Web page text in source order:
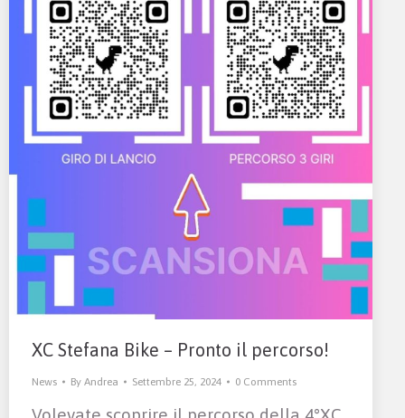
XC Stefana Bike – Pronto il percorso!
News By Andrea Settembre 25, 2024 0 Comments